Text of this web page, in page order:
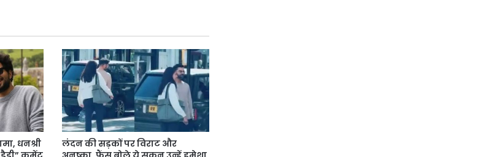
धनश्री
लंदन की सड़कों पर विराट और